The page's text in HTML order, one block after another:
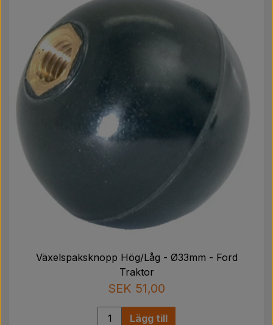
Växelspaksknopp Hög/Låg - Ø33mm - Ford
Traktor
SEK 51,00
Lägg till